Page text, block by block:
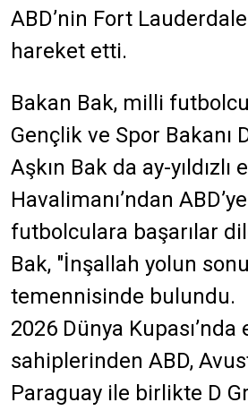
ABD’nin Fort
hareket etti.
Bakan Bak, milli
Gençlik ve Spor Bakanı
Aşkın Bak da ay-yıldızlı
Havalimanı’ndan
futbolculara başarılar
Bak, "İnşallah yolun
temennisinde bulundu.
2026 Dünya Kupası’nda
sahiplerinden ABD,
Paraguay ile birlikte D